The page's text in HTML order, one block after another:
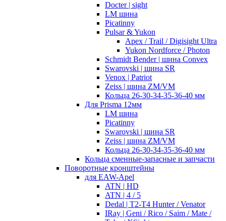
Docter | sight
LM шина
Picatinny
Pulsar & Yukon
Apex / Trail / Digisight Ultra
Yukon Nordforce / Photon
Schmidt Bender | шина Convex
Swarovski | шина SR
Venox | Patriot
Zeiss | шина ZM/VM
Кольца 26-30-34-35-36-40 мм
Для Prisma 12мм
LM шина
Picatinny
Swarovski | шина SR
Zeiss | шина ZM/VM
Кольца 26-30-34-35-36-40 мм
Кольца сменные-запасные и запчасти
Поворотные кронштейны
для EAW-Apel
ATN | HD
ATN | 4 / 5
Dedal | T2-T4 Hunter / Venator
IRay | Geni / Rico / Saim / Mate /